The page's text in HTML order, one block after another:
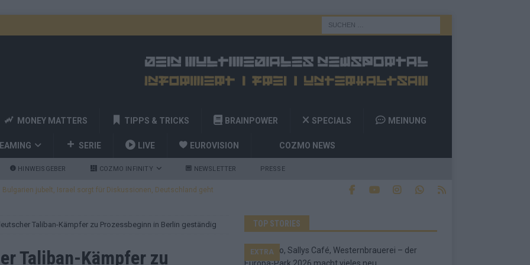
MONEY MATTERS TIPPS & TRICKS BRAINPOWER SPECIALS MEINUNG
SERIE LIVE EUROVISION COZMO NEWS
HINWEISGEBER COZMO INFINITY NEWSLETTER PRESSE
Bulgarien jubelt, Israel sorgt für Diskussionen, Deutschland geht
und Billy Joel – das ESC-Finale wird eine Party EUROVISION
– Startreihenfolge steht, Deutschland singt als Zweites!
Taliban-Kämpfer zu Prozessbeginn in Berlin geständig
Taliban-Kämpfer zu
TOP STORIES
EXTRA